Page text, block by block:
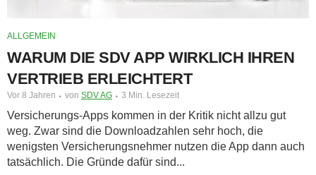
ALLGEMEIN
WARUM DIE SDV APP WIRKLICH IHREN
VERTRIEB ERLEICHTERT
Vor 8 Jahren von SDV AG 3 Min. Lesezeit
Versicherungs-Apps kommen in der Kritik nicht allzu gut
weg. Zwar sind die Downloadzahlen sehr hoch, die
wenigsten Versicherungsnehmer nutzen die App dann auch
tatsächlich. Die Gründe dafür sind...